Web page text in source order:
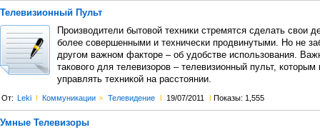
Телевизионный Пульт
Производители бытовой техники стремятся сделать свои
более совершенными и технически продвинутыми. Но не
другом важном факторе – об удобстве использования.
такового для телевизоров – телевизионный пульт,
управлять техникой на расстоянии.
От: Leki l Коммуникации > Телевидение l 19/07/2011 l Показы: 1,555
Умные Телевизоры